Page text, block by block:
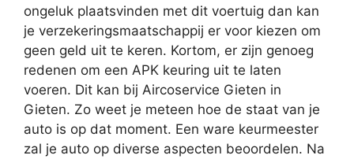
ongeluk plaatsvinden met dit voertuig dan kan
je verzekeringsmaatschappij er voor kiezen om
geen geld uit te keren. Kortom, er zijn genoeg
redenen om een APK keuring uit te laten
voeren. Dit kan bij Aircoservice Gieten in
Gieten. Zo weet je meteen hoe de staat van je
auto is op dat moment. Een ware keurmeester
zal je auto op diverse aspecten beoordelen. Na